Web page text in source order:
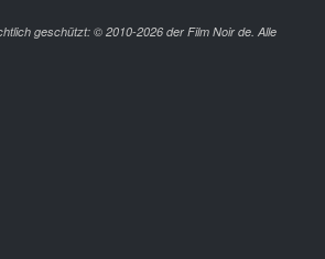
geschützt: © 2010-2026 der Film Noir de. Alle